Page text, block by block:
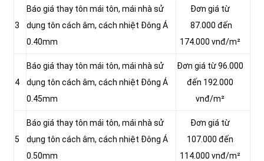
3
Báo giá thay tôn mái tôn, mái nhà sử
dụng tôn cách âm, cách nhiệt Đông Á
0.40mm
Đơn giá từ
87.000 đến
174.000 vnđ/m²
4
Báo giá thay tôn mái tôn, mái nhà sử
dụng tôn cách âm, cách nhiệt Đông Á
0.45mm
Đơn giá từ 96.000
đến 192.000
vnđ/m²
5
Báo giá thay tôn mái tôn, mái nhà sử
dụng tôn cách âm, cách nhiệt Đông Á
0.50mm
Đơn giá từ
107.000 đến
114.000 vnđ/m²